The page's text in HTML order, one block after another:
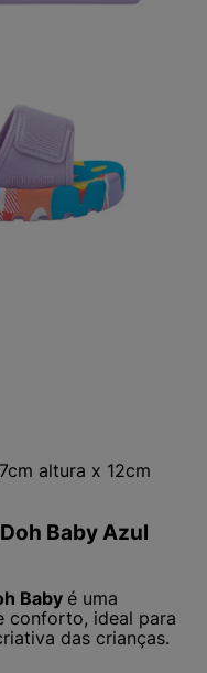
altura x 12cm
Baby Azul
Baby é uma
conforto, ideal para
das crianças.